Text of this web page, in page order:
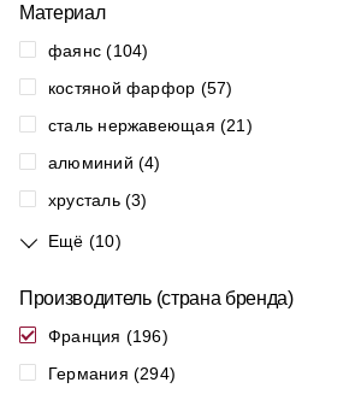
Материал
фаянс (104)
костяной фарфор (57)
сталь нержавеющая (21)
алюминий (4)
хрусталь (3)
Ещё (10)
Производитель (страна бренда)
Франция (196)
Германия (294)